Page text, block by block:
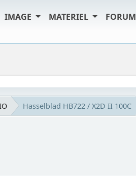
IMAGE MATERIEL FORUM
Hasselblad HB722 / X2D II 100C